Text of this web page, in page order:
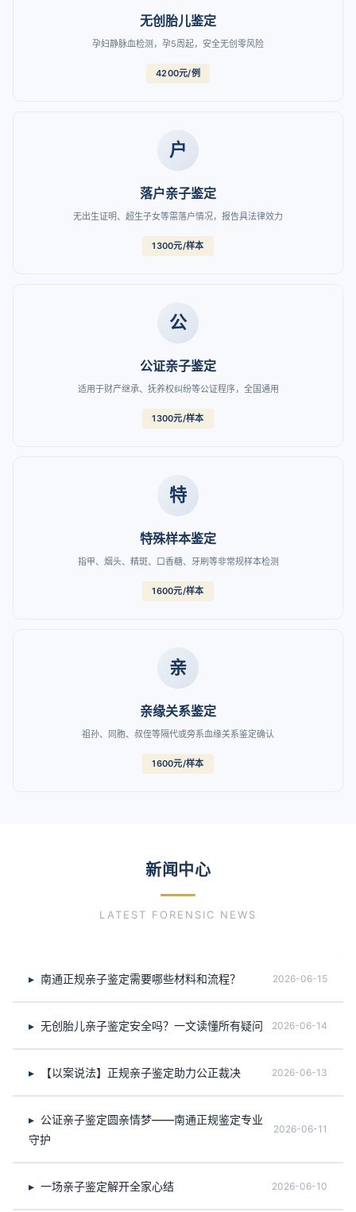
无创胎儿鉴定
孕妇静脉血检测，孕5周起，安全无创零风险
4200元/例
户
落户亲子鉴定
无出生证明、超生子女等需落户情况，报告具法律效力
1300元/样本
公
公证亲子鉴定
适用于财产继承、抚养权纠纷等公证程序，全国通用
1300元/样本
特
特殊样本鉴定
指甲、烟头、精斑、口香糖、牙刷等非常规样本检测
1600元/样本
亲
亲缘关系鉴定
祖孙、同胞、叔侄等隔代或旁系血缘关系鉴定确认
1600元/样本
新闻中心
LATEST FORENSIC NEWS
南通正规亲子鉴定需要哪些材料和流程？ 2026-06-15
无创胎儿亲子鉴定安全吗？一文读懂所有疑问 2026-06-14
【以案说法】正规亲子鉴定助力公正裁决 2026-06-13
公证亲子鉴定圆亲情梦——南通正规鉴定专业
守护
2026-06-11
一场亲子鉴定解开全家心结 2026-06-10